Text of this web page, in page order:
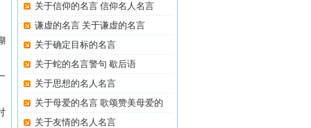
关于信仰的名言 信仰名人名言
谦虚的名言 关于谦虚的名言
关于确定目标的名言
关于蛇的名言警句 歇后语
关于思想的名人名言
关于母爱的名言 歌颂赞美母爱的
名 关于友情的名人名言